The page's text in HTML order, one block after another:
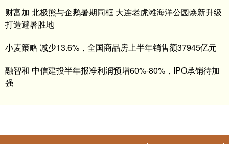
财富加 北极熊与企鹅暑期同框 大连老虎滩海洋公园焕新升级
打造避暑胜地
小麦策略 减少13.6%，全国商品房上半年销售额37945亿元
融智和 中信建投半年报净利润预增60%-80%，IPO承销待加
强